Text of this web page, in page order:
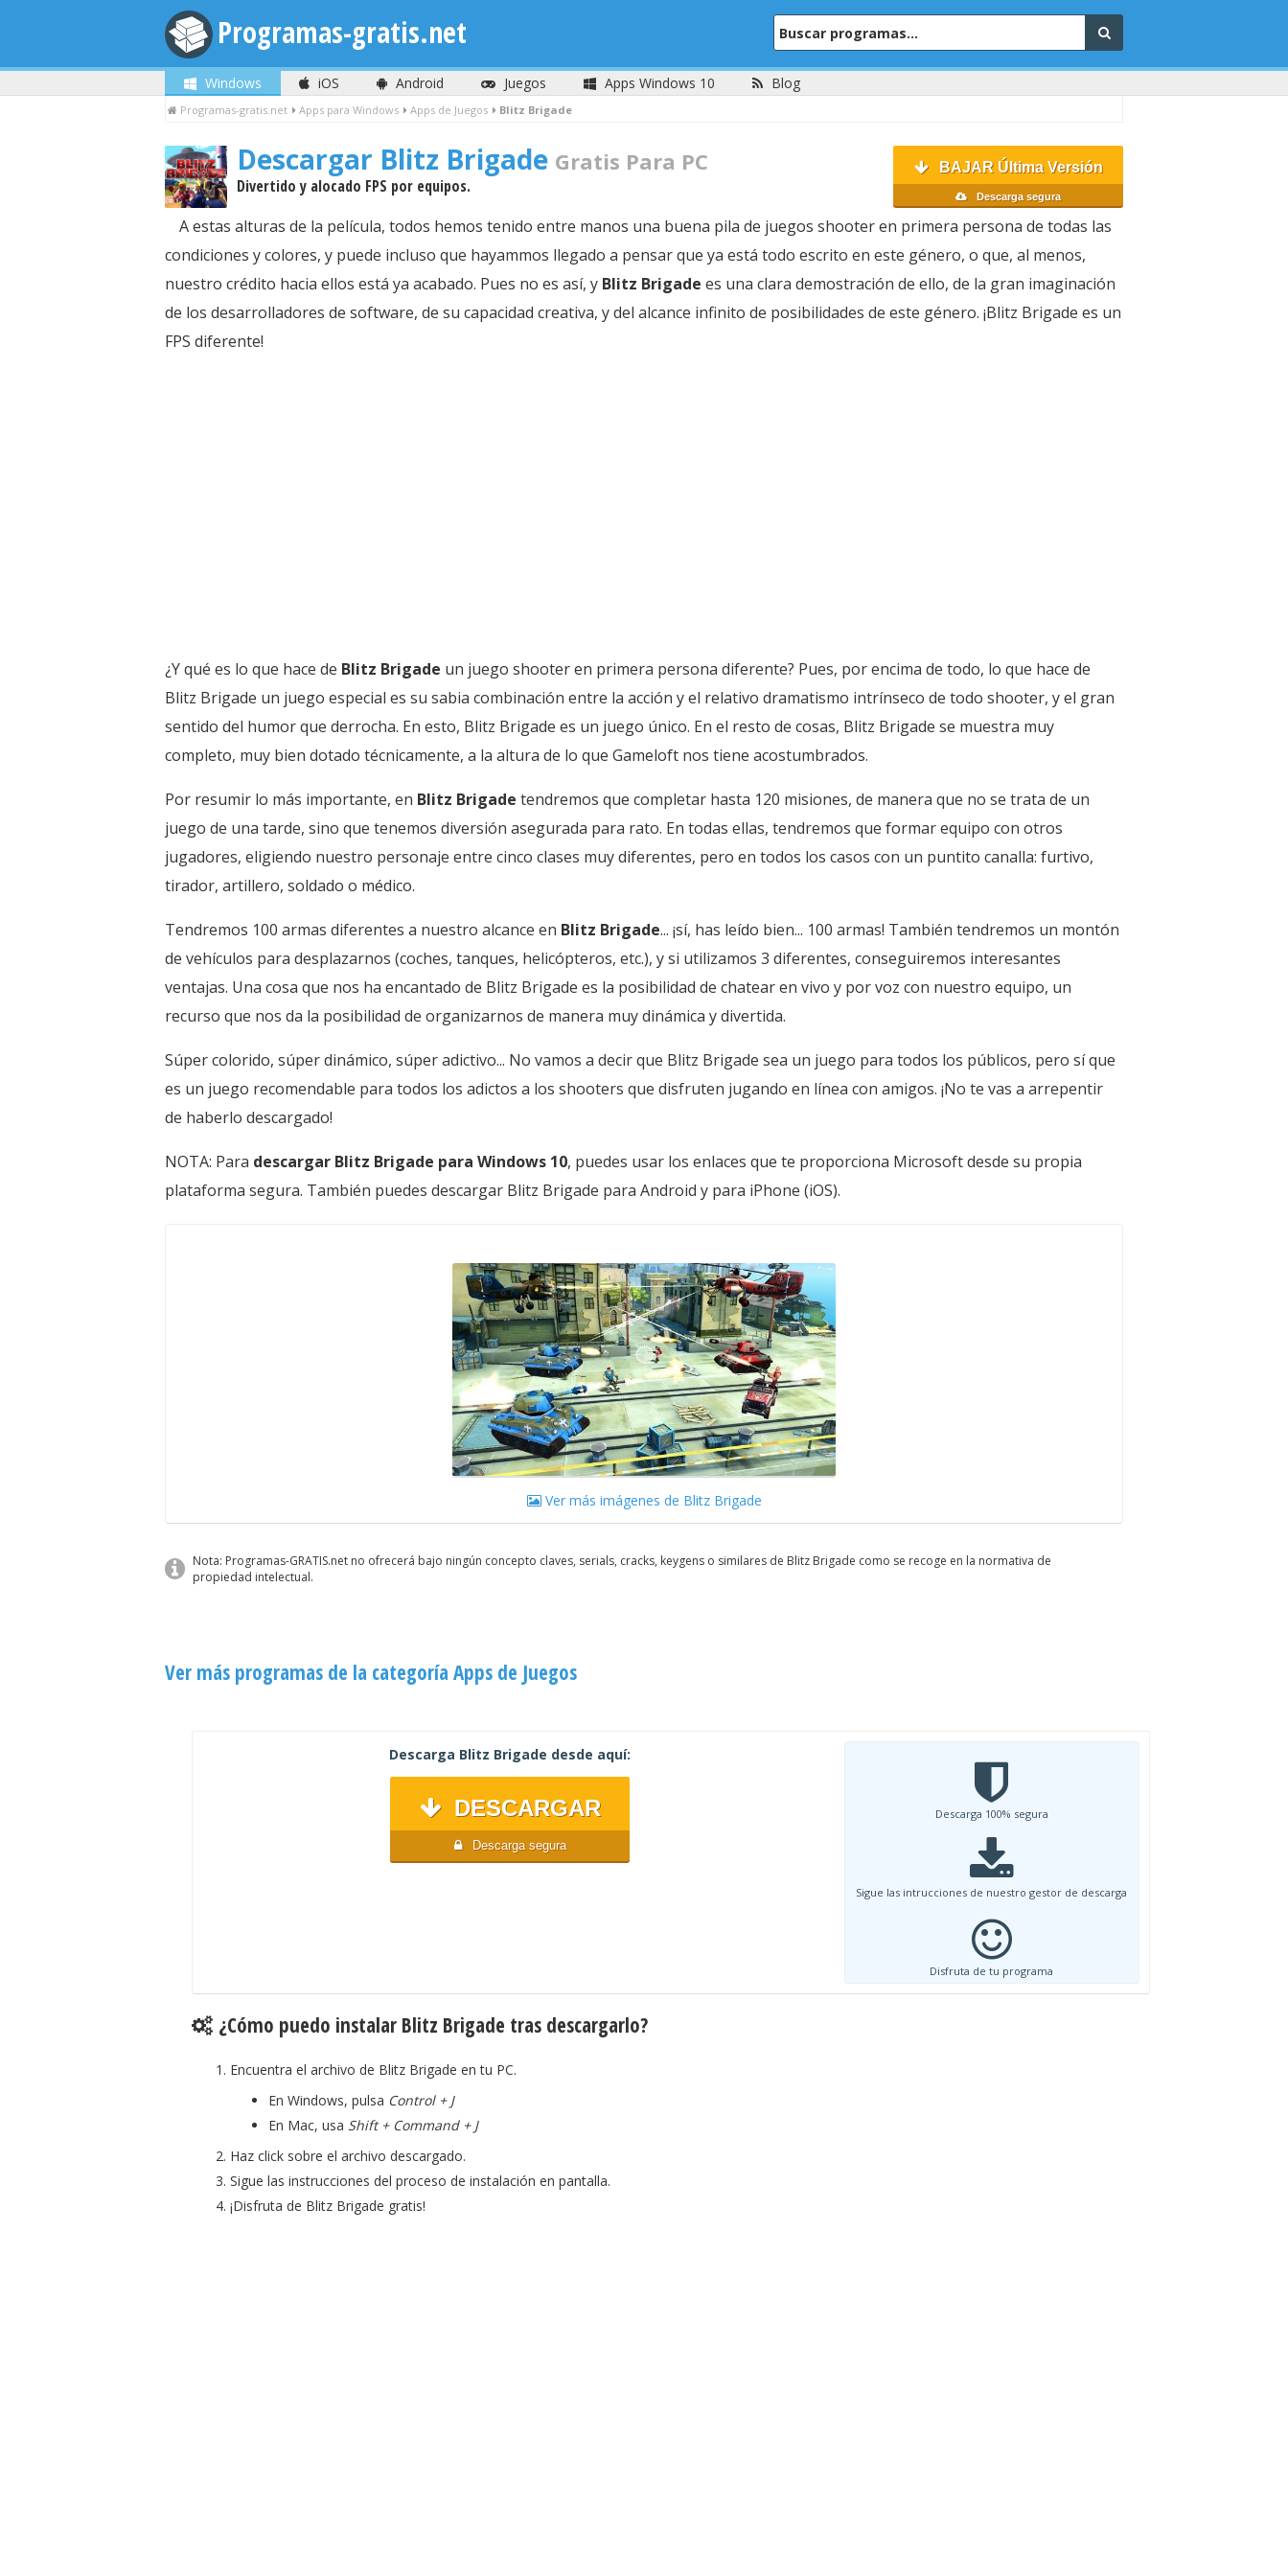
Programas-gratis.net
Windows iOS Android Juegos Apps Windows 10 Blog
Programas-gratis.net Apps para Windows Apps de Juegos Blitz Brigade
Descargar Blitz Brigade Gratis Para PC
Divertido y alocado FPS por equipos.
BAJAR Última Versión
Descarga segura
A estas alturas de la película, todos hemos tenido entre manos una buena pila de juegos shooter en primera persona de todas las
condiciones y colores, y puede incluso que hayammos llegado a pensar que ya está todo escrito en este género, o que, al menos,
nuestro crédito hacia ellos está ya acabado. Pues no es así, y Blitz Brigade es una clara demostración de ello, de la gran imaginación
de los desarrolladores de software, de su capacidad creativa, y del alcance infinito de posibilidades de este género. ¡Blitz Brigade es un
FPS diferente!
¿Y qué es lo que hace de Blitz Brigade un juego shooter en primera persona diferente? Pues, por encima de todo, lo que hace de
Blitz Brigade un juego especial es su sabia combinación entre la acción y el relativo dramatismo intrínseco de todo shooter, y el gran
sentido del humor que derrocha. En esto, Blitz Brigade es un juego único. En el resto de cosas, Blitz Brigade se muestra muy
completo, muy bien dotado técnicamente, a la altura de lo que Gameloft nos tiene acostumbrados.
Por resumir lo más importante, en Blitz Brigade tendremos que completar hasta 120 misiones, de manera que no se trata de un
juego de una tarde, sino que tenemos diversión asegurada para rato. En todas ellas, tendremos que formar equipo con otros
jugadores, eligiendo nuestro personaje entre cinco clases muy diferentes, pero en todos los casos con un puntito canalla: furtivo,
tirador, artillero, soldado o médico.
Tendremos 100 armas diferentes a nuestro alcance en Blitz Brigade... ¡sí, has leído bien... 100 armas! También tendremos un montón
de vehículos para desplazarnos (coches, tanques, helicópteros, etc.), y si utilizamos 3 diferentes, conseguiremos interesantes
ventajas. Una cosa que nos ha encantado de Blitz Brigade es la posibilidad de chatear en vivo y por voz con nuestro equipo, un
recurso que nos da la posibilidad de organizarnos de manera muy dinámica y divertida.
Súper colorido, súper dinámico, súper adictivo... No vamos a decir que Blitz Brigade sea un juego para todos los públicos, pero sí que
es un juego recomendable para todos los adictos a los shooters que disfruten jugando en línea con amigos. ¡No te vas a arrepentir
de haberlo descargado!
NOTA: Para descargar Blitz Brigade para Windows 10, puedes usar los enlaces que te proporciona Microsoft desde su propia
plataforma segura. También puedes descargar Blitz Brigade para Android y para iPhone (iOS).
Ver más imágenes de Blitz Brigade
Nota: Programas-GRATIS.net no ofrecerá bajo ningún concepto claves, serials, cracks, keygens o similares de Blitz Brigade como se recoge en la normativa de
propiedad intelectual.
Ver más programas de la categoría Apps de Juegos
Descarga Blitz Brigade desde aquí:
DESCARGAR
Descarga segura
Descarga 100% segura
Sigue las intrucciones de nuestro gestor de descarga
Disfruta de tu programa
¿Cómo puedo instalar Blitz Brigade tras descargarlo?
Encuentra el archivo de Blitz Brigade en tu PC.
En Windows, pulsa Control + J
En Mac, usa Shift + Command + J
Haz click sobre el archivo descargado.
Sigue las instrucciones del proceso de instalación en pantalla.
¡Disfruta de Blitz Brigade gratis!